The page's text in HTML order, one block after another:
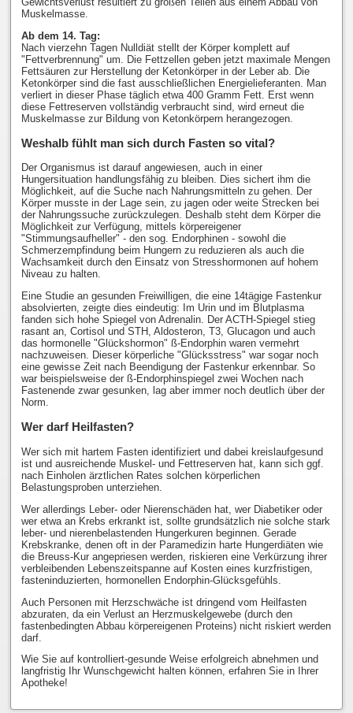
Muskelmasse.
Ab dem 14. Tag:
Nach vierzehn Tagen Nulldiät stellt der Körper komplett auf
"Fettverbrennung" um. Die Fettzellen geben jetzt maximale Mengen
Fettsäuren zur Herstellung der Ketonkörper in der Leber ab. Die
Ketonkörper sind die fast ausschließlichen Energielieferanten. Man
verliert in dieser Phase täglich etwa 400 Gramm Fett. Erst wenn
diese Fettreserven vollständig verbraucht sind, wird erneut die
Muskelmasse zur Bildung von Ketonkörpern herangezogen.
Weshalb fühlt man sich durch Fasten so vital?
Der Organismus ist darauf angewiesen, auch in einer
Hungersituation handlungsfähig zu bleiben. Dies sichert ihm die
Möglichkeit, auf die Suche nach Nahrungsmitteln zu gehen. Der
Körper musste in der Lage sein, zu jagen oder weite Strecken bei
der Nahrungssuche zurückzulegen. Deshalb steht dem Körper die
Möglichkeit zur Verfügung, mittels körpereigener
"Stimmungsaufheller" - den sog. Endorphinen - sowohl die
Schmerzempfindung beim Hungern zu reduzieren als auch die
Wachsamkeit durch den Einsatz von Stresshormonen auf hohem
Niveau zu halten.
Eine Studie an gesunden Freiwilligen, die eine 14tägige Fastenkur
absolvierten, zeigte dies eindeutig: Im Urin und im Blutplasma
fanden sich hohe Spiegel von Adrenalin. Der ACTH-Spiegel stieg
rasant an, Cortisol und STH, Aldosteron, T3, Glucagon und auch
das hormonelle "Glückshormon" ß-Endorphin waren vermehrt
nachzuweisen. Dieser körperliche "Glücksstress" war sogar noch
eine gewisse Zeit nach Beendigung der Fastenkur erkennbar. So
war beispielsweise der ß-Endorphinspiegel zwei Wochen nach
Fastenende zwar gesunken, lag aber immer noch deutlich über der
Norm.
Wer darf Heilfasten?
Wer sich mit hartem Fasten identifiziert und dabei kreislaufgesund
ist und ausreichende Muskel- und Fettreserven hat, kann sich ggf.
nach Einholen ärztlichen Rates solchen körperlichen
Belastungsproben unterziehen.
Wer allerdings Leber- oder Nierenschäden hat, wer Diabetiker oder
wer etwa an Krebs erkrankt ist, sollte grundsätzlich nie solche stark
leber- und nierenbelastenden Hungerkuren beginnen. Gerade
Krebskranke, denen oft in der Paramedizin harte Hungerdiäten wie
die Breuss-Kur angepriesen werden, riskieren eine Verkürzung ihrer
verbleibenden Lebenszeitspanne auf Kosten eines kurzfristigen,
fasteninduzierten, hormonellen Endorphin-Glücksgefühls.
Auch Personen mit Herzschwäche ist dringend vom Heilfasten
abzuraten, da ein Verlust an Herzmuskelgewebe (durch den
fastenbedingten Abbau körpereigenen Proteins) nicht riskiert werden
darf.
Wie Sie auf kontrolliert-gesunde Weise erfolgreich abnehmen und
langfristig Ihr Wunschgewicht halten können, erfahren Sie in Ihrer
Apotheke!